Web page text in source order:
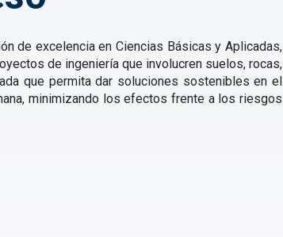
de excelencia en Ciencias Básicas y Aplicadas,
de ingeniería que involucren suelos, rocas,
que permita dar soluciones sostenibles en el
minimizando los efectos frente a los riesgos